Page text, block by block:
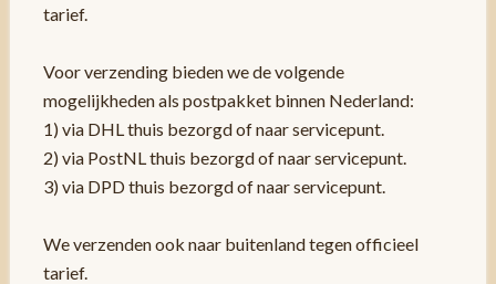
tarief.
Voor verzending bieden we de volgende
mogelijkheden als postpakket binnen Nederland:
1) via DHL thuis bezorgd of naar servicepunt.
2) via PostNL thuis bezorgd of naar servicepunt.
3) via DPD thuis bezorgd of naar servicepunt.
We verzenden ook naar buitenland tegen officieel
tarief.